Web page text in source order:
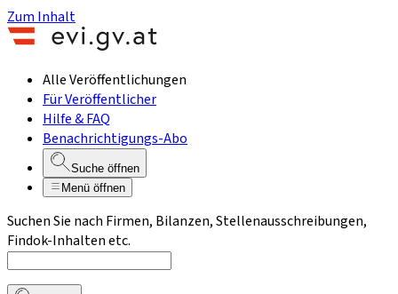
Zum Inhalt
Alle Veröffentlichungen
Für Veröffentlicher
Hilfe & FAQ
Benachrichtigungs-Abo
Suche öffnen
Menü öffnen
Suchen Sie nach Firmen, Bilanzen, Stellenausschreibungen,
Findok-Inhalten etc.